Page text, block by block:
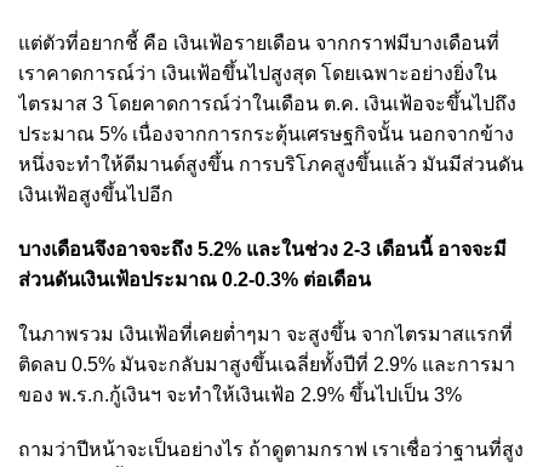
แต่ตัวที่อยากชี้ คือ เงินเฟ้อรายเดือน จากกราฟมีบางเดือนที่
เราคาดการณ์ว่า เงินเฟ้อขึ้นไปสูงสุด โดยเฉพาะอย่างยิ่งใน
ไตรมาส 3 โดยคาดการณ์ว่าในเดือน ต.ค. เงินเฟ้อจะขึ้นไปถึง
ประมาณ 5% เนื่องจากการกระตุ้นเศรษฐกิจนั้น นอกจากข้าง
หนึ่งจะทำให้ดีมานด์สูงขึ้น การบริโภคสูงขึ้นแล้ว มันมีส่วนดัน
เงินเฟ้อสูงขึ้นไปอีก
บางเดือนจึงอาจจะถึง 5.2% และในช่วง 2-3 เดือนนี้ อาจจะมี
ส่วนดันเงินเฟ้อประมาณ 0.2-0.3% ต่อเดือน
ในภาพรวม เงินเฟ้อที่เคยต่ำๆมา จะสูงขึ้น จากไตรมาสแรกที่
ติดลบ 0.5% มันจะกลับมาสูงขึ้นเฉลี่ยทั้งปีที่ 2.9% และการมา
ของ พ.ร.ก.กู้เงินฯ จะทำให้เงินเฟ้อ 2.9% ขึ้นไปเป็น 3%
ถามว่าปีหน้าจะเป็นอย่างไร ถ้าดูตามกราฟ เราเชื่อว่าฐานที่สูง